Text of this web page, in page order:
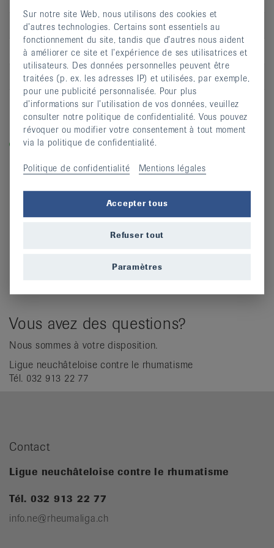
Adresse
Rue de l'Est 28
CP
2300
Lieu
La Chaux-de-Fonds
S’inscrire
Légende
Dans les cours labellisés «equilibre-en-marche.ch», vous
ainsi les chutes.
Vous avez des questions?
Nous sommes à votre disposition.
Ligue neuchâteloise contre le rhumatisme
Tél. 032 913 22 77
Contact
Ligue neuchâteloise contre le rhumatisme
Tél. 032 913 22 77
info.ne@rheumaliga.ch
Sur notre site Web, nous utilisons des cookies et
d’autres technologies. Certains sont essentiels au
fonctionnement du site, tandis que d’autres nous aident
à améliorer ce site et l’expérience de ses utilisatrices et
utilisateurs. Des données personnelles peuvent être
traitées (p. ex. les adresses IP) et utilisées, par exemple,
pour une publicité personnalisée. Pour plus
d’informations sur l’utilisation de vos données, veuillez
consulter notre politique de confidentialité. Vous pouvez
révoquer ou modifier votre consentement à tout moment
via la politique de confidentialité.
Politique de confidentialité Mentions légales
Accepter tous
Refuser tout
Paramètres